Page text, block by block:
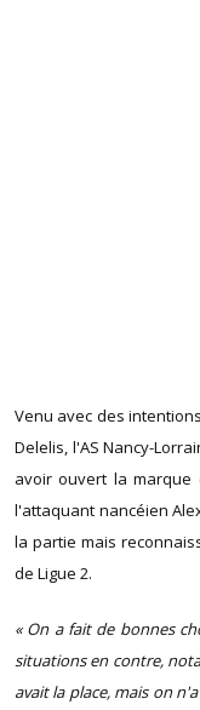
Venu avec des
Delelis, l'AS Nancy-
avoir ouvert la marque
l'attaquant nancéien
la partie mais
de Ligue 2.
« On a fait de bonnes
situations en contre,
avait la place, mais on